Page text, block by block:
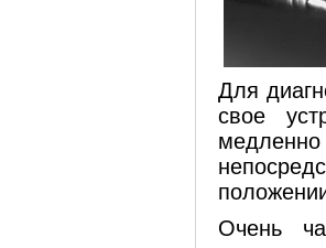
Для
свое
Очень